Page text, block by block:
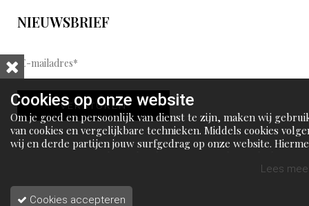
NIEUWSBRIEF
E
-
m
a
i
l
d
VERSTUREN
Cookies op onze website
Om je goed en persoonlijk van dienst te zijn, maken wij
van cookies en vergelijkbare technieken. Middels cookies
wij en derde partijen jouw surfgedrag op onze website.
Lees
Cookies accepteren